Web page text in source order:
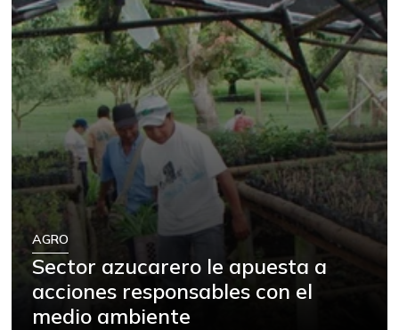
AGRO
Sector azucarero le apuesta a
acciones responsables con el
medio ambiente